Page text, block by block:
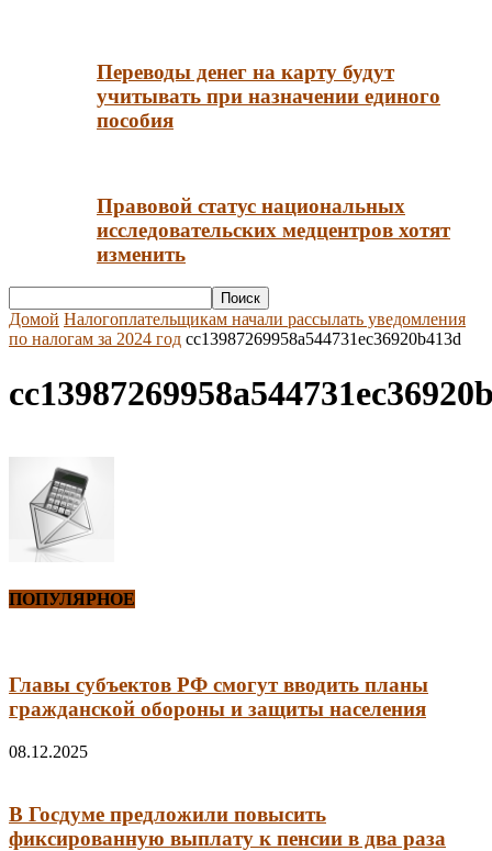
Переводы денег на карту будут
учитывать при назначении единого
пособия
Правовой статус национальных
исследовательских медцентров хотят
изменить
Домой Налогоплательщикам начали рассылать уведомления
по налогам за 2024 год cc13987269958a544731ec36920b413d
ПОПУЛЯРНОЕ
Главы субъектов РФ смогут вводить планы
гражданской обороны и защиты населения
08.12.2025
В Госдуме предложили повысить
фиксированную выплату к пенсии в два раза